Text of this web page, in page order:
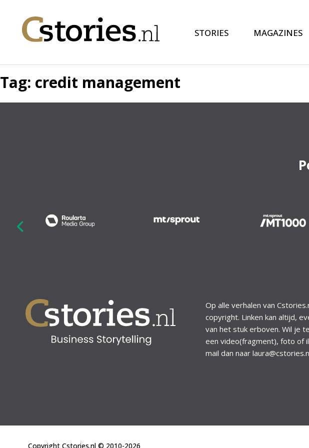
STORIES MAGAZINES
Tag: credit management
Op alle verhalen van
copyright. Linken kan altijd,
van het stuk erboven. Wil je
een video(fragment), foto of
mail dan naar
Copyright Cstories.nl © 2010-2026